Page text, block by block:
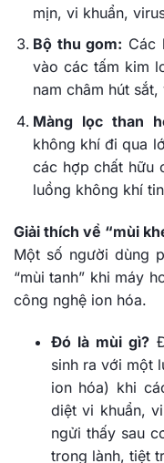
mịn, vi khuẩn,
Bộ thu gom: Các
vào các tấm kim
nam châm hút
Màng lọc than
không khí đi qua
các hợp chất hữu
luồng không khí
Giải thích về “mùi
Một số người dùng
“mùi tanh” khi máy
công nghệ ion hóa.
Đó là mùi gì?
sinh ra với một
ion hóa) khi
diệt vi khuẩn,
ngửi thấy sau
trong lành, tiệt